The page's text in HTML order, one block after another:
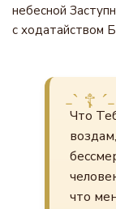
небесной
с ходатайством
Что
что